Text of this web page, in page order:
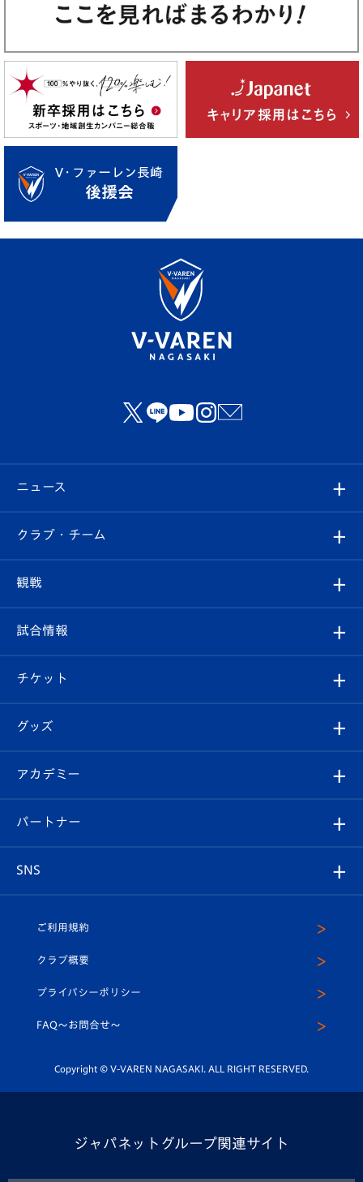
ニュース
すべて
クラブ
試合情報
チケット
イベント
メディア
ホームタウン
クラブ・チーム
クラブ概要
エンブレム紹介
スタッフプロフィール
マスコット紹介
平和祈念活動
ホームタウン活動
観戦
観戦ルール
はじめての観戦ガイド
Revive Team
ヴィヴィくんの長崎おもてなしガイド
試合情報
試合日程/結果
フォトギャラリー
スタジアムグルメ
チケット
チケット
V-LOVERS（ファンクラブ）
プレイヤーズスイート
グッズ
オンラインショップ
店舗情報
アカデミー
育成からのお知らせ
U-18
スクール
パートナー
SNS
ヴィヴィくんインスタグラム
公式LINE＠
ご利用規約
クラブ概要
プライバシーポリシー
FAQ〜お問合せ〜
Copyright © V-VAREN NAGASAKI. ALL RIGHT RESERVED.
ジャパネットグループ関連サイト